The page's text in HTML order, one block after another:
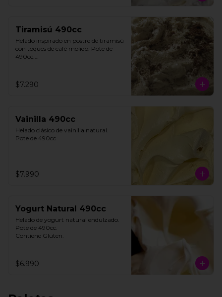
Tiramisú 490cc
Helado inspirado en postre de tiramisú
con toques de café molido. Pote de
490cc.
**FOTO REFERENCIAL**
$7.290
Vainilla 490cc
Helado clásico de vainilla natural.
Pote de 490cc
$7.990
Yogurt Natural 490cc
Helado de yogurt natural endulzado.
Pote de 490cc.
Contiene Gluten.
$6.990